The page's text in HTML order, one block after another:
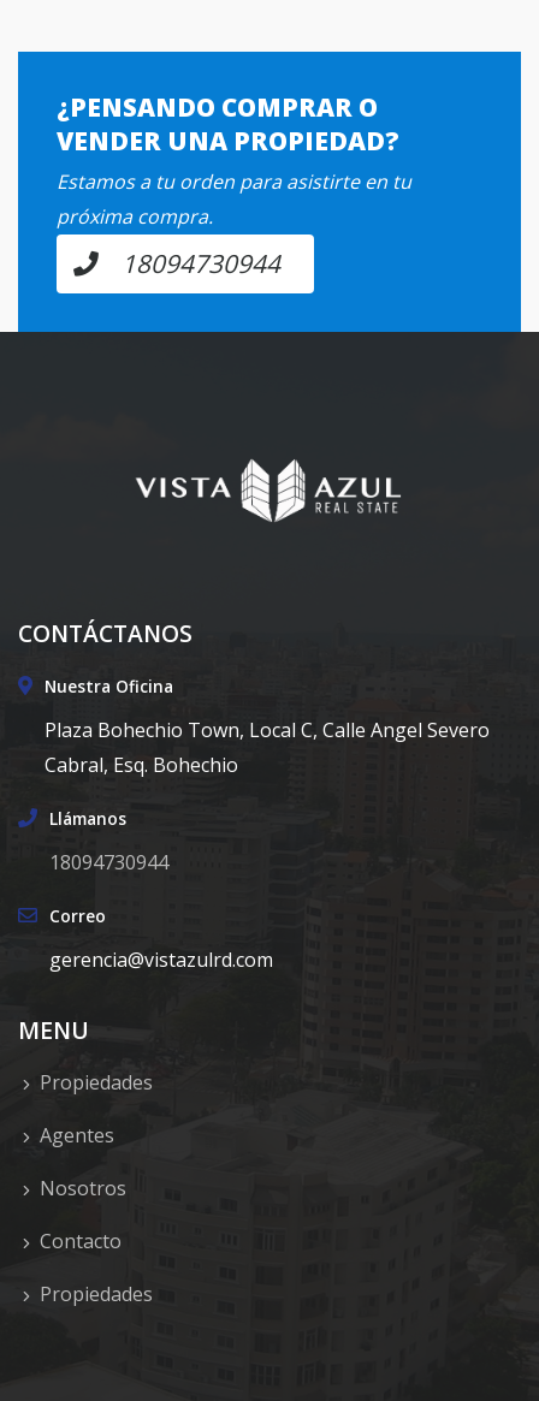
¿PENSANDO COMPRAR O
VENDER UNA PROPIEDAD?
Estamos a tu orden para asistirte en tu
próxima compra.
18094730944
CONTÁCTANOS
Nuestra Oficina
Plaza Bohechio Town, Local C, Calle Angel Severo
Cabral, Esq. Bohechio
Llámanos
18094730944
Correo
gerencia@vistazulrd.com
MENU
Propiedades
Agentes
Nosotros
Contacto
Propiedades